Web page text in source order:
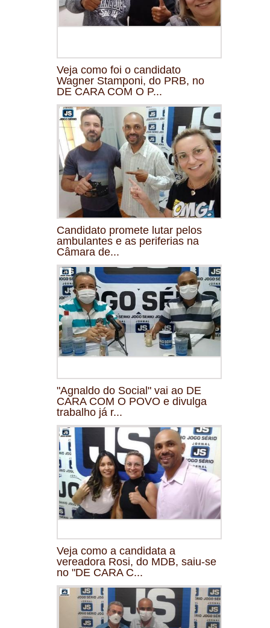
Veja como foi o candidato
Wagner Stamponi, do PRB, no
DE CARA COM O P...
Candidato promete lutar pelos
ambulantes e as periferias na
Câmara de...
"Agnaldo do Social" vai ao DE
CARA COM O POVO e divulga
trabalho já r...
Veja como a candidata a
vereadora Rosi, do MDB, saiu-se
no "DE CARA C...